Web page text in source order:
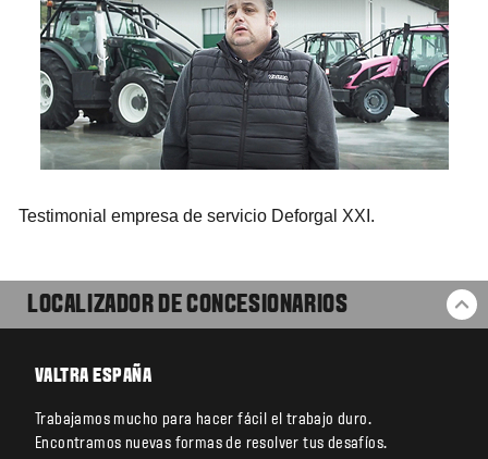
Testimonial empresa de servicio Deforgal XXI.
LOCALIZADOR DE CONCESIONARIOS
VALTRA ESPAÑA
Trabajamos mucho para hacer fácil el trabajo duro.
Encontramos nuevas formas de resolver tus desafíos.